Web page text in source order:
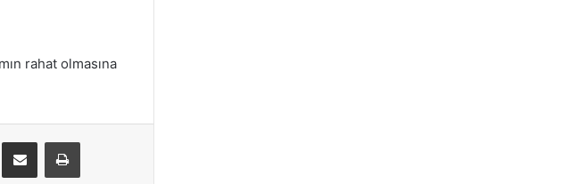
rahat olmasına
E-Posta ile paylaş Yazdır